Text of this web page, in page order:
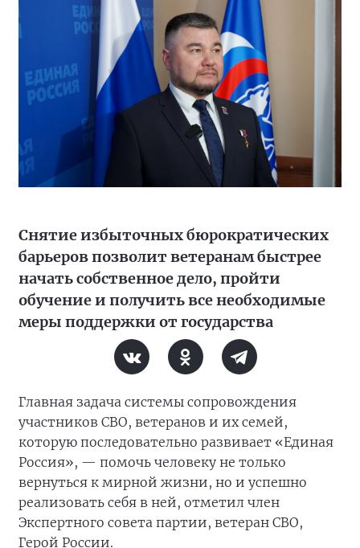
Снятие избыточных бюрократических
барьеров позволит ветеранам быстрее
начать собственное дело, пройти
обучение и получить все необходимые
меры поддержки от государства
Главная задача системы сопровождения
участников СВО, ветеранов и их семей,
которую последовательно развивает «Единая
Россия», — помочь человеку не только
вернуться к мирной жизни, но и успешно
реализовать себя в ней, отметил член
Экспертного совета партии, ветеран СВО,
Герой России.